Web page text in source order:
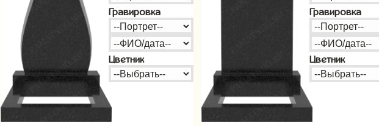
Гравировка
Цветник
Гравировка
Цветник